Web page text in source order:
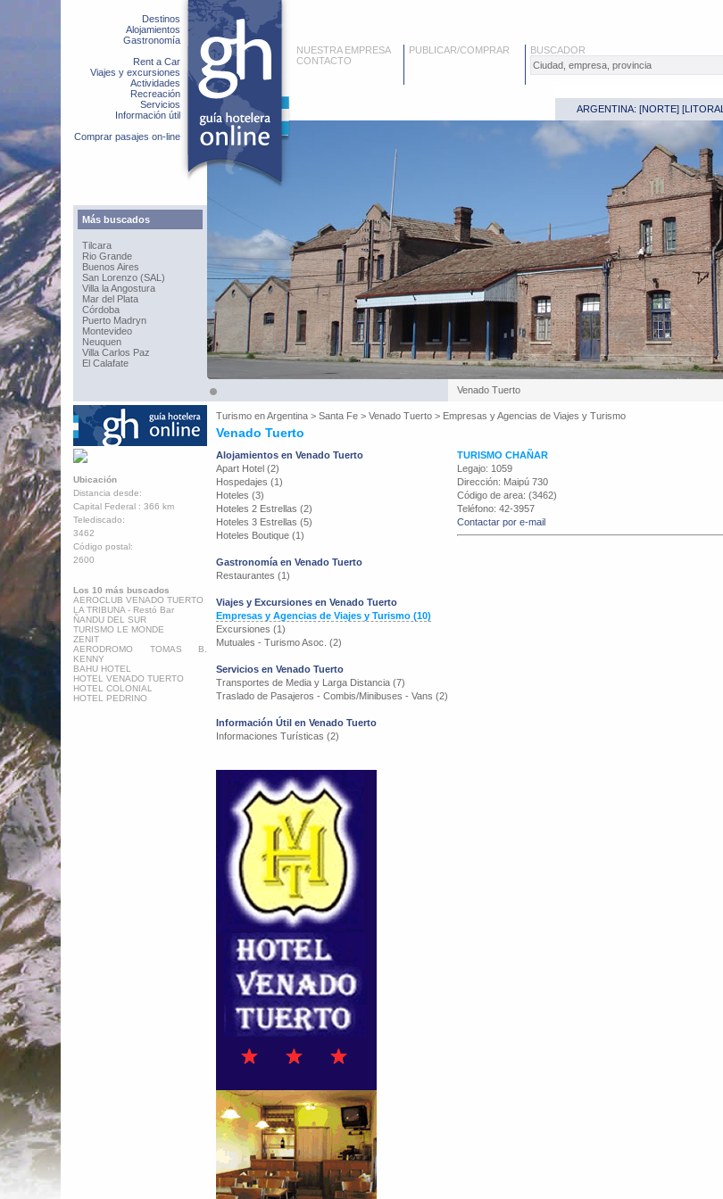
Destinos
Alojamientos
Gastronomía
Rent a Car
Viajes y excursiones
Actividades
Recreación
Servicios
Información útil
Comprar pasajes on-line
Más buscados
Tilcara
Rio Grande
Buenos Aires
San Lorenzo (SAL)
Villa la Angostura
Mar del Plata
Córdoba
Puerto Madryn
Montevideo
Neuquen
Villa Carlos Paz
El Calafate
NUESTRA EMPRESA
CONTACTO
PUBLICAR/COMPRAR BUSCADOR
ARGENTINA: [NORTE] [LITORAL
Venado Tuerto
Turismo enArgentina > Santa Fe > Venado Tuerto > Empresas y Agencias de Viajes y Turismo
Venado Tuerto
Ubicación
Distancia desde:
Capital Federal : 366 km
Telediscado:
3462
Código postal:
2600
Los 10 más buscados
AEROCLUB VENADO TUERTO
LA TRIBUNA - Restó Bar
ÑANDU DEL SUR
TURISMO LE MONDE
ZENIT
AERODROMO TOMAS B.
KENNY
BAHU HOTEL
HOTEL VENADO TUERTO
HOTEL COLONIAL
HOTEL PEDRINO
Alojamientos en Venado Tuerto
Apart Hotel (2)
Hospedajes (1)
Hoteles (3)
Hoteles 2 Estrellas (2)
Hoteles 3 Estrellas (5)
Hoteles Boutique (1)
Gastronomía en Venado Tuerto
Restaurantes (1)
Viajes y Excursiones en Venado Tuerto
Empresas y Agencias de Viajes y Turismo (10)
Excursiones (1)
Mutuales - Turismo Asoc. (2)
Servicios en Venado Tuerto
Transportes de Media y Larga Distancia (7)
Traslado de Pasajeros - Combis/Minibuses - Vans (2)
Información Útil en Venado Tuerto
Informaciones Turísticas (2)
TURISMO CHAÑAR
Legajo: 1059
Dirección: Maipú 730
Código de area: (3462)
Teléfono: 42-3957
Contactar por e-mail